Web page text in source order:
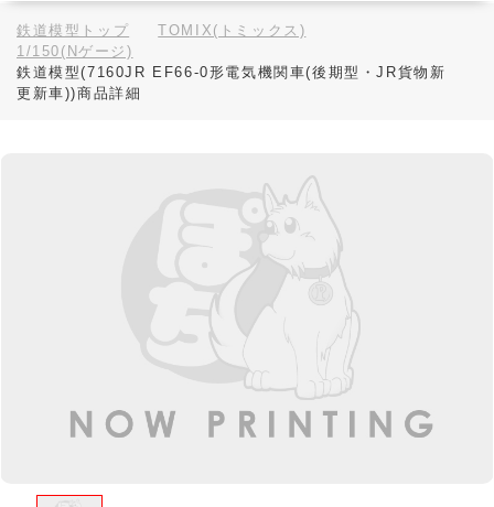
鉄道模型トップ
TOMIX(トミックス)
1/150(Nゲージ)
鉄道模型(7160JR EF66-0形電気機関車(後期型・JR貨物新
更新車))商品詳細